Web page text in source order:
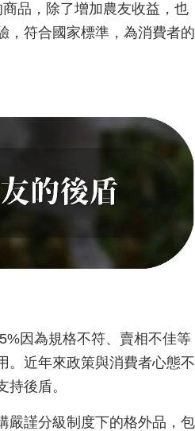
品，除了增加農友收益，也
，符合國家標準，為消費者的
因為規格不符、賣相不佳等
。近年來政策與消費者心態不
後盾。
嚴謹分級制度下的格外品，包